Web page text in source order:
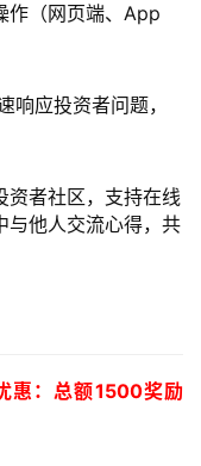
作（网页端、App
应投资者问题，
资者社区，支持在线
与他人交流心得，共
惠：总额1500奖励